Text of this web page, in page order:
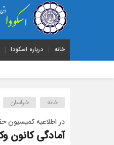
خانه درباره اسکودا
خانه خراسان
در اطلاعیه‌ کمیسیون
آمادگی کانون